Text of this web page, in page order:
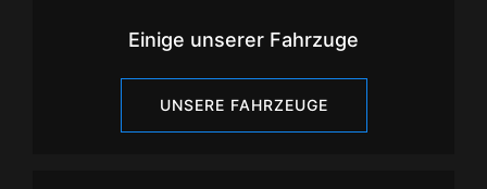
Einige unserer Fahrzuge
UNSERE FAHRZEUGE